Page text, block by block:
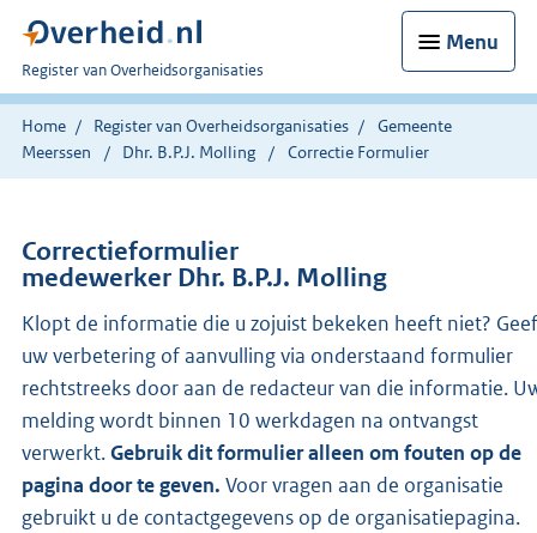
Menu
U
bent
nu
hier:
Register van Overheidsorganisaties
Home Register van Overheidsorganisaties
Gemeente
Meerssen
Dhr. B.P.J. Molling Correctie Formulier
Correctieformulier
medewerker Dhr. B.P.J. Molling
Klopt de informatie die u zojuist bekeken heeft niet? Geef
uw verbetering of aanvulling via onderstaand formulier
rechtstreeks door aan de redacteur van die informatie.
melding wordt binnen 10 werkdagen na ontvangst
verwerkt.Gebruik dit formulier alleen om fouten op de
pagina door te geven. Voor vragen aan de organisatie
gebruikt u de contactgegevens op de organisatiepagina.